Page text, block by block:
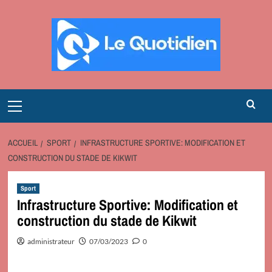
Menu
ACCUEIL SPORT
INFRASTRUCTURE SPORTIVE: MODIFICATION ET
CONSTRUCTION DU STADE DE KIKWIT
Sport
Infrastructure Sportive: Modification et
construction du stade de Kikwit
administrateur 07/03/2023 0